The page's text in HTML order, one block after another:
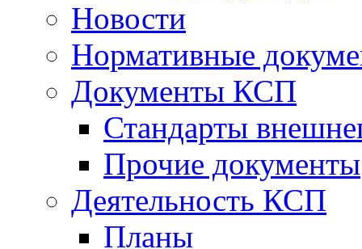
Новости
Нормативные
Документы КСП
Стандарты
Прочие документы
Деятельность КСП
Планы